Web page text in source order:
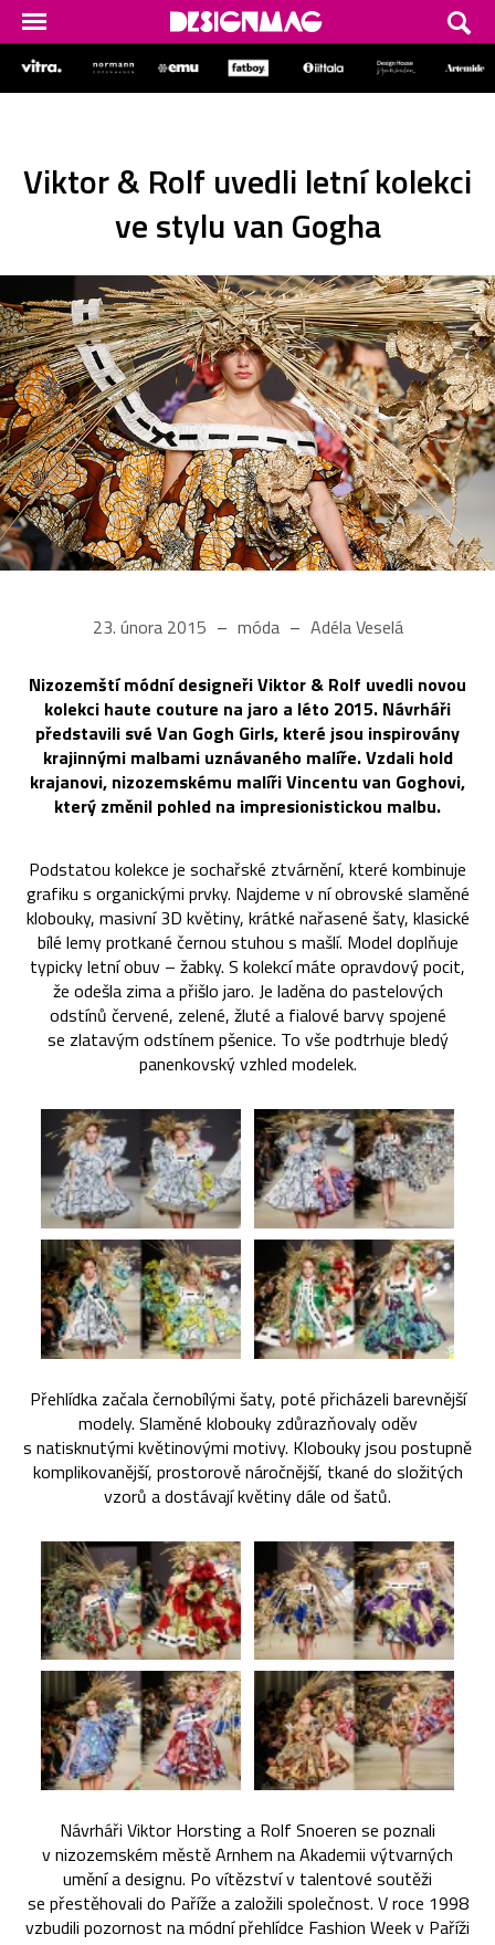
Viktor & Rolf uvedli letní kolekci
ve stylu van Gogha
23. února 2015 móda Adéla Veselá
Nizozemští módní designeři Viktor & Rolf uvedli novou
kolekci haute couture na jaro a léto 2015. Návrháři
představili své Van Gogh Girls, které jsou inspirovány
krajinnými malbami uznávaného malíře. Vzdali hold
krajanovi, nizozemskému malíři Vincentu van Goghovi,
který změnil pohled na impresionistickou malbu.
Podstatou kolekce je sochařské ztvárnění, které kombinuje
grafiku s organickými prvky. Najdeme v ní obrovské slaměné
klobouky, masivní 3D květiny, krátké nařasené šaty, klasické
bílé lemy protkané černou stuhou s mašlí. Model doplňuje
typicky letní obuv – žabky. S kolekcí máte opravdový pocit,
že odešla zima a přišlo jaro. Je laděna do pastelových
odstínů červené, zelené, žluté a fialové barvy spojené
se zlatavým odstínem pšenice. To vše podtrhuje bledý
panenkovský vzhled modelek.
Přehlídka začala černobílými šaty, poté přicházeli barevnější
modely. Slaměné klobouky zdůrazňovaly oděv
s natisknutými květinovými motivy. Klobouky jsou postupně
komplikovanější, prostorově náročnější, tkané do složitých
vzorů a dostávají květiny dále od šatů.
Návrháři Viktor Horsting a Rolf Snoeren se poznali
v nizozemském městě Arnhem na Akademii výtvarných
umění a designu. Po vítězství v talentové soutěži
se přestěhovali do Paříže a založili společnost. V roce 1998
vzbudili pozornost na módní přehlídce Fashion Week v Paříži